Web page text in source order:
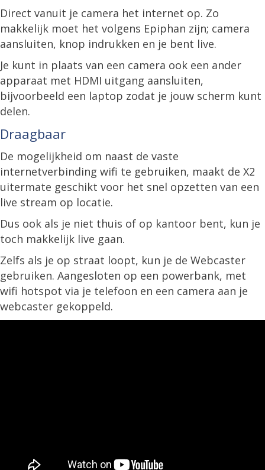
Direct vanuit je camera het internet op. Zo
makkelijk moet het volgens Epiphan zijn; camera
aansluiten, knop indrukken en je bent live.
Je kunt in plaats van een camera ook een ander
apparaat met HDMI uitgang aansluiten,
bijvoorbeeld een laptop zodat je jouw scherm kunt
delen.
Draagbaar
De mogelijkheid om naast de vaste
internetverbinding wifi te gebruiken, maakt de X2
uitermate geschikt voor het snel opzetten van een
live stream op locatie.
Dus ook als je niet thuis of op kantoor bent, kun je
toch makkelijk live gaan.
Zelfs als je op straat loopt, kun je de Webcaster
gebruiken. Aangesloten op een powerbank, met
wifi hotspot via je telefoon en een camera aan je
webcaster gekoppeld.